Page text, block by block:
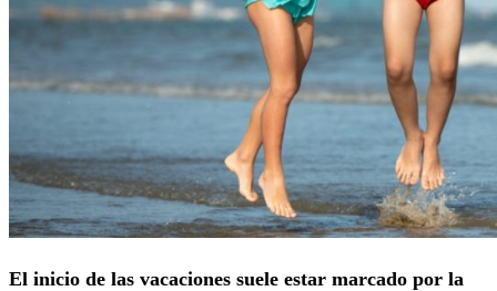
El inicio de las vacaciones suele estar marcado por la